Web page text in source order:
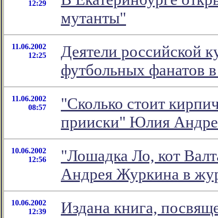
12:29
мутанты"
11.06.2002
12:25
Деятели российской
футбольных фанатов
11.06.2002
08:57
"Сколько стоит
прииски" Юлия
10.06.2002
12:56
"Лошадка Ло, кот
Андрея Журкина в
10.06.2002
12:39
Издана книга,